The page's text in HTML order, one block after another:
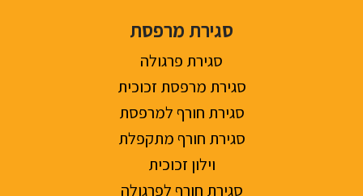
סגירת מרפסת
סגירת פרגולה
סגירת מרפסת זכוכית
סגירת חורף למרפסת
סגירת חורף מתקפלת
וילון זכוכית
סגירת חורף לפרגולה